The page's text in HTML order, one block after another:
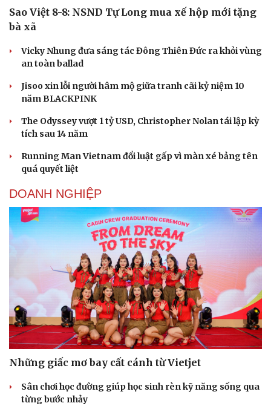
Sao Việt 8-8: NSND Tự Long mua xế hộp mới tặng
bà xã
Vicky Nhung đưa sáng tác Đông Thiên Đức ra khỏi vùng
an toàn ballad
Jisoo xin lỗi người hâm mộ giữa tranh cãi kỷ niệm 10
năm BLACKPINK
The Odyssey vượt 1 tỷ USD, Christopher Nolan tái lập kỳ
tích sau 14 năm
Running Man Vietnam đổi luật gấp vì màn xé bảng tên
quá quyết liệt
DOANH NGHIỆP
Những giấc mơ bay cất cánh từ Vietjet
Sân chơi học đường giúp học sinh rèn kỹ năng sống qua
từng bước nhảy